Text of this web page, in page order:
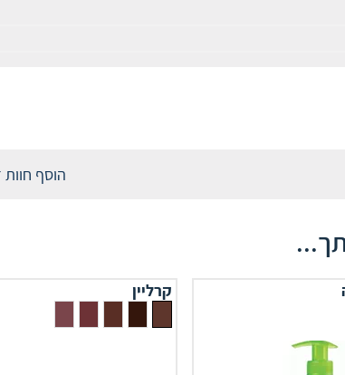
הוסף
קרליין